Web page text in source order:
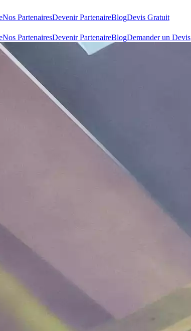
Nos PartenairesDevenir PartenaireBlogDevis Gratuit
Nos PartenairesDevenir PartenaireBlogDemander un Devis